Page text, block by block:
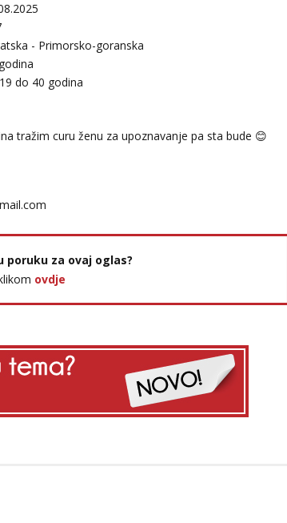
- Primorsko-goranska
do 40 godina
tražim curu ženu za upoznavanje pa sta bude 😊
poruku za ovaj oglas?
ovdje